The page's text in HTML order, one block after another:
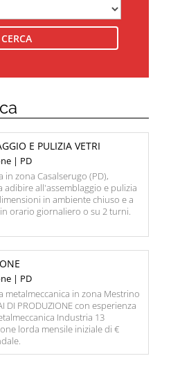
E PULIZIA VETRI
| PD
zona Casalserugo (PD),
adibire all'assemblaggio e pulizia
in ambiente chiuso e a
orario giornaliero o su 2 turni.
| PD
metalmeccanica in zona Mestrino
DI PRODUZIONE con esperienza
Industria 13
lorda mensile iniziale di €